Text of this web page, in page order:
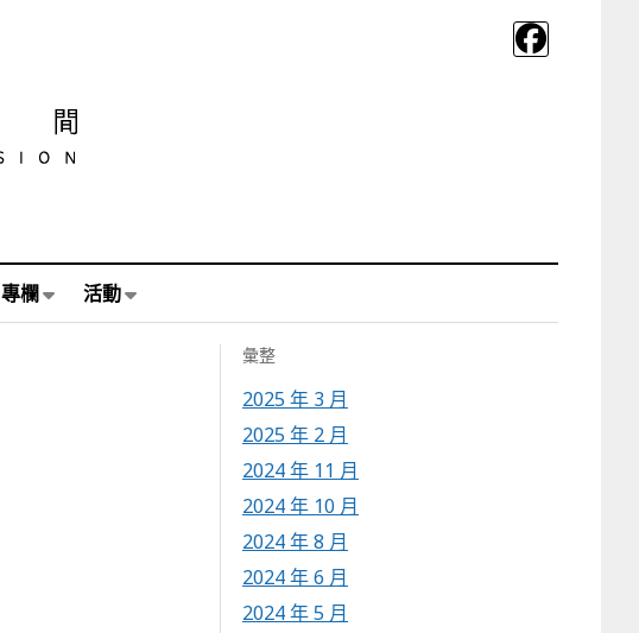
專欄 活動
彙整
2025 年 3 月
2025 年 2 月
2024 年 11 月
2024 年 10 月
2024 年 8 月
2024 年 6 月
2024 年 5 月